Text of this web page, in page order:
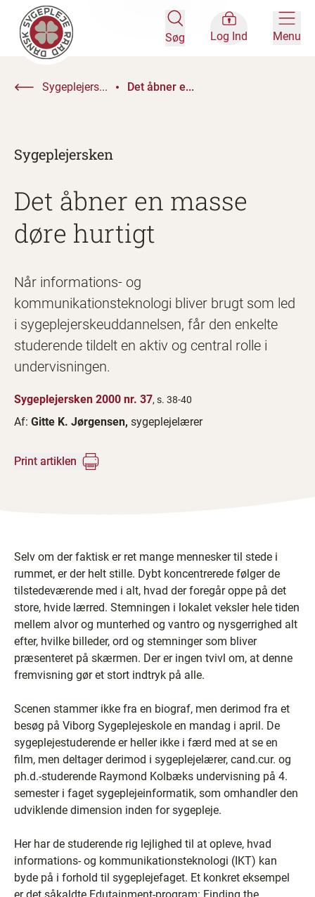
Søg Log Ind Menu
Sygeplejers... Det åbner e...
Sygeplejersken
Det åbner en masse
døre ­hurtigt
Når informations- og
kommunikationsteknologi bliver brugt som led
i sygeplejerskeuddannelsen, får den enkelte
studerende tildelt en aktiv og central rolle i
undervisningen.
Sygeplejersken 2000 nr. 37, s. 38-40
Af: Gitte K. Jørgensen, sygeplejelærer
Print artiklen
Selv om der faktisk er ret mange mennesker til stede i
rummet, er der helt stille. Dybt koncentrerede følger de
tilstedeværende med i alt, hvad der foregår oppe på det
store, hvide lærred. Stemningen i lokalet veksler hele tiden
mellem alvor og munterhed og vantro og nysgerrighed alt
efter, hvilke billeder, ord og stemninger som bliver
præsenteret på skærmen. Der er ingen tvivl om, at denne
fremvisning gør et stort indtryk på alle.
Scenen stammer ikke fra en biograf, men derimod fra et
besøg på Viborg Sygeplejeskole en mandag i april. De
sygeplejestuderende er heller ikke i færd med at se en
film, men deltager derimod i sygeplejelærer, cand.cur. og
ph.d.-studerende Raymond Kolbæks undervisning på 4.
semester i faget sygeplejeinformatik, som omhandler den
udviklende dimension inden for sygepleje.
Her har de studerende rig lejlighed til at opleve, hvad
informations- og kommunikationsteknologi (IKT) kan
byde på i forhold til sygeplejefaget. Et konkret eksempel